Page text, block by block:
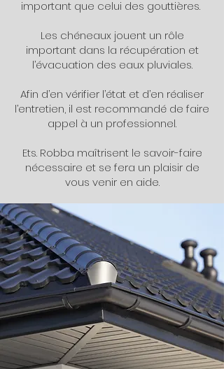
important que celui des gouttières.
Les chéneaux jouent un rôle
important dans la récupération et
l’évacuation des eaux pluviales.
Afin d’en vérifier l’état et d’en réaliser
l’entretien, il est recommandé de faire
appel à un professionnel.
Ets. Robba maîtrisent le savoir-faire
nécessaire et se fera un plaisir de
vous venir en aide.